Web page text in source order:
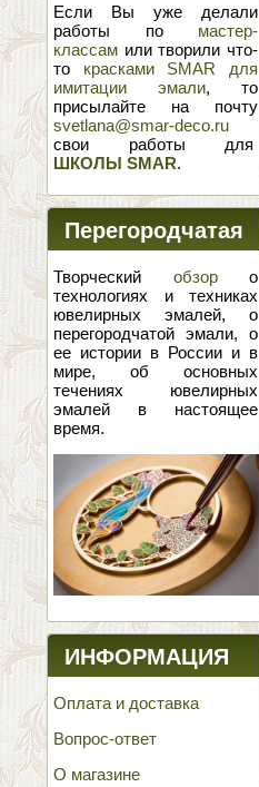
Если Вы уже делали
работы по мастер-
классам или творили что-
то красками SMAR для
имитации эмали, то
присылайте на почту
svetlana@smar-deco.ru
свои работы для
ШКОЛЫ SMAR.
Перегородчатая
эмаль
Творческий обзоро
технологиях и техниках
ювелирных эмалей, о
перегородчатой эмали, о
ее истории в России и в
мире, об основных
течениях ювелирных
эмалей в настоящее
время.
ИНФОРМАЦИЯ
Оплата и доставка
Вопрос-ответ
О магазине